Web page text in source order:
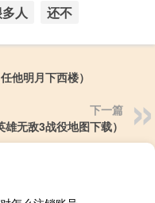
人 还不
他明月下西楼）
下一篇
无敌3战役地图下载）